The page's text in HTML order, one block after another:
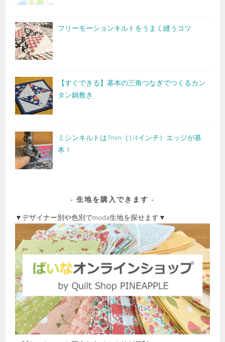
フリーモーションキルトをうまく縫うコツ
【すぐできる】基本の三角つなぎでつくるカン
タン鍋敷き
ミシンキルトは7mm（1/4インチ）エッジが基
本！
生地を購入できます
▼デザイナー別や色別でmoda生地を探せます▼